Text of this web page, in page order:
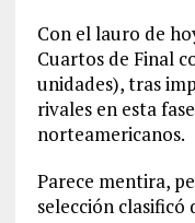
Con el lauro de
Cuartos de Final
unidades), tras
rivales en esta
norteamericanos.
Parece mentira,
selección